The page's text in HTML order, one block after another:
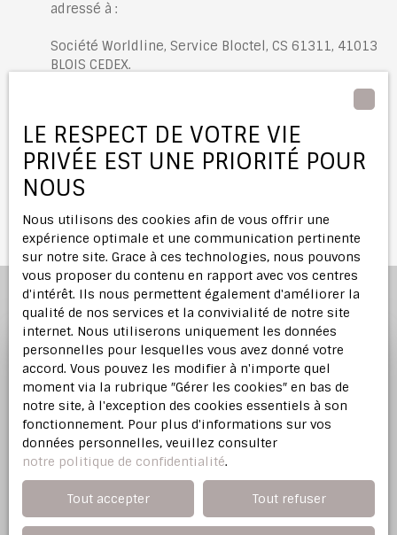
adressé à :
Société Worldline, Service Bloctel, CS 61311, 41013
BLOIS CEDEX.
politique de confidentialité .
Profitez d'uneestimation
offerte
Notre agence immobilière vous offre une
évaluation justifiée de votre bien dans l'Est
LE RESPECT DE VOTRE VIE
PRIVÉE EST UNE PRIORITÉ POUR
NOUS
Nous utilisons des cookies afin de vous offrir une
expérience optimale et une communication pertinente
sur notre site. Grace à ces technologies, nous pouvons
vous proposer du contenu en rapport avec vos centres
d'intérêt. Ils nous permettent également d'améliorer la
qualité de nos services et la convivialité de notre site
internet. Nous utiliserons uniquement les données
personnelles pour lesquelles vous avez donné votre
accord. Vous pouvez les modifier à n'importe quel
moment via la rubrique ″Gérer les cookies″ en bas de
notre site, à l'exception des cookies essentiels à son
fonctionnement. Pour plus d'informations sur vos
données personnelles, veuillez consulter
notre politique de confidentialité.
Tout accepter Tout refuser